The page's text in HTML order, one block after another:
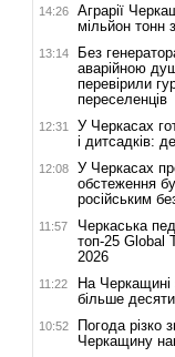
14:26
Аграрії
мільйон тонн
13:14
Без
аварійною
перевірили
переселенців
12:31
У Черкасах
і дитсадків:
12:08
У Черкасах
обстеження
російським
11:57
Черкаська
топ-25 Global
2026
11:22
На Черкащині
більше
10:52
Погода різко
Черкащину